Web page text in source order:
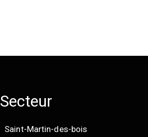
Secteur
Saint-Martin-des-bois